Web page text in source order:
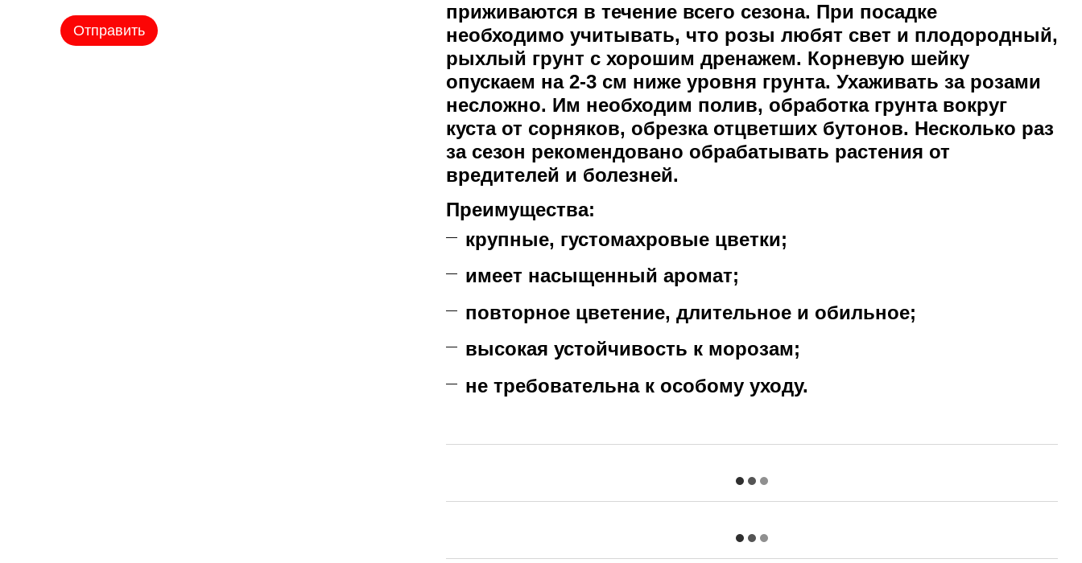
Отправить
приживаются в течение всего сезона. При посадке
необходимо учитывать, что розы любят свет и плодородный,
рыхлый грунт с хорошим дренажем. Корневую шейку
опускаем на 2-3 см ниже уровня грунта. Ухаживать за розами
несложно. Им необходим полив, обработка грунта вокруг
куста от сорняков, обрезка отцветших бутонов. Несколько раз
за сезон рекомендовано обрабатывать растения от
вредителей и болезней.
Преимущества:
крупные, густомахровые цветки;
имеет насыщенный аромат;
повторное цветение, длительное и обильное;
высокая устойчивость к морозам;
не требовательна к особому уходу.